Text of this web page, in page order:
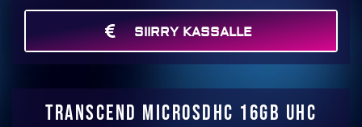
SIIRRY KASSALLE
Transcend microSDHC 16GB UHC